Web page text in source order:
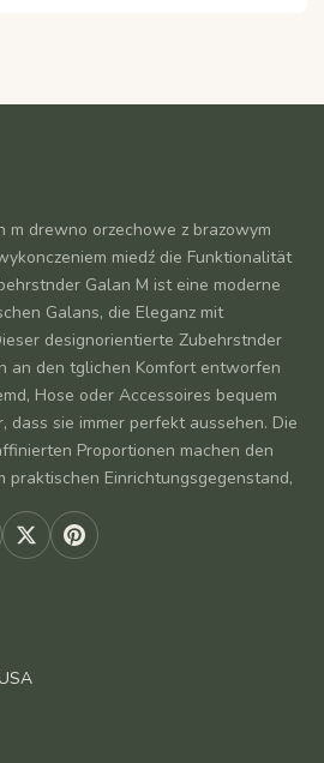
m drewno orzechowe z brazowym
miedź die Funktionalität
Galan M ist eine moderne
Galans, die Eleganz mit
designorientierte Zubehrstnder
an den tglichen Komfort entworfen
Hose oder Accessoires bequem
dass sie immer perfekt aussehen. Die
Proportionen machen den
praktischen Einrichtungsgegenstand,